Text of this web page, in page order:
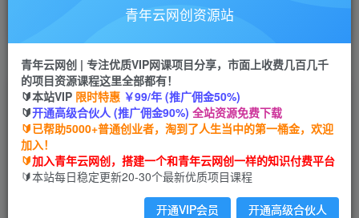
搭建同款网站，自己当老板
首页 创业课程 会员免费 正文
单号日入100+，孔夫子旧书网搬运闲鱼，长期靠
谱副业项目（教程+软件）【揭秘】
青年云网创
2年前发布
关注 私信
青年云网创资源站
青年云网创 | 专注优质VIP网课项目分享，市面上收费几百几千
的项目资源课程这里全部都有！
🔰本站VIP 限时特惠 ￥99/年 (推广佣金50%)
🔰开通高级合伙人 (推广佣金90%) 全站资源免费下载
🔰已帮助5000+普通创业者，淘到了人生当中的第一桶金，欢迎
加入！
🔰加入青年云网创，搭建一个和青年云网创一样的知识付费平台
🔰本站每日稳定更新20-30个最新优质项目课程
开通VIP会员 开通高级合伙人